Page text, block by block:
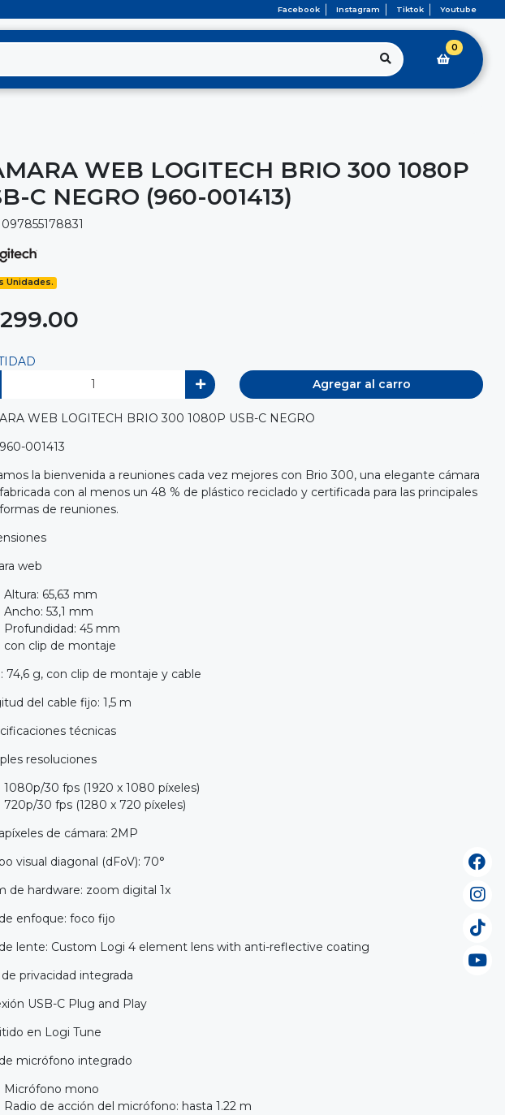
Facebook Instagram Tiktok Youtube
0
WEB LOGITECH BRIO 300 1080P
C NEGRO (960-001413)
Unidades.
Agregar al carro
WEB LOGITECH BRIO 300 1080P USB-C NEGRO
001413
la bienvenida a reuniones cada vez mejores con Brio 300, una elegante cámara
con al menos un 48 % de plástico reciclado y certificada para las principales
de reuniones.
web
Altura: 65,63 mm
Ancho: 53,1 mm
Profundidad: 45 mm
con clip de montaje
74,6 g, con clip de montaje y cable
del cable fijo: 1,5 m
técnicas
resoluciones
1080p/30 fps (1920 x 1080 píxeles)
720p/30 fps (1280 x 720 píxeles)
de cámara: 2MP
visual diagonal (dFoV): 70°
de hardware: zoom digital 1x
enfoque: foco fijo
lente: Custom Logi 4 element lens with anti-reflective coating
de privacidad integrada
USB-C Plug and Play
en Logi Tune
micrófono integrado
Micrófono mono
Radio de acción del micrófono: hasta 1.22 m